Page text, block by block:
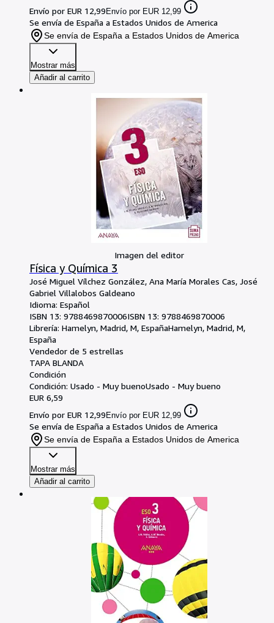
Envío por EUR 12,99Envío por EUR 12,99
Se envía de España a Estados Unidos de America
Se envía de España a Estados Unidos de America
Mostrar más
Añadir al carrito
Imagen del editor
Física y Química 3
José Miguel Vílchez González, Ana María Morales Cas, José
Gabriel Villalobos Galdeano
Idioma: Español
ISBN 13: 9788469870006ISBN 13: 9788469870006
Librería: Hamelyn, Madrid, M, EspañaHamelyn, Madrid, M,
España
Vendedor de 5 estrellas
TAPA BLANDA
Condición
Condición: Usado - Muy buenoUsado - Muy bueno
EUR 6,59
Envío por EUR 12,99 Envío por EUR 12,99
Se envía de España a Estados Unidos de America
Se envía de España a Estados Unidos de America
Mostrar más
Añadir al carrito